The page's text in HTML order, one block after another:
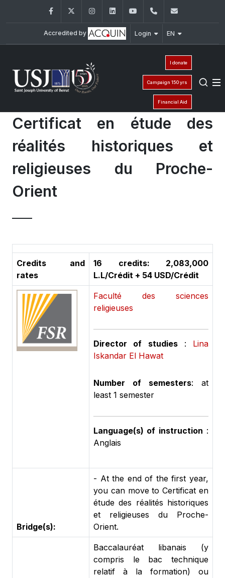
FacebookTwitter InstagramLinkedInYouTube+961 (1) 421 586
Accredited by Login EN
I donate
Campaign 150 yrs
Financial Aid
Certificat en étude des
réalités historiques et
religieuses du Proche-
Orient
Credits and
rates
16 credits: 2,083,000
L.L/Crédit + 54 USD/Crédit
Faculté des sciences
religieuses
Director of studies: Lina
Iskandar El Hawat
Number of semesters: at
least 1 semester
Language(s) of instruction :
Anglais
Bridge(s):
- At the end of the first year,
you can move to Certificat en
étude des réalités historiques
et religieuses du Proche-
Orient.
Baccalauréat libanais (y
compris le bac technique
relatif à la formation) ou